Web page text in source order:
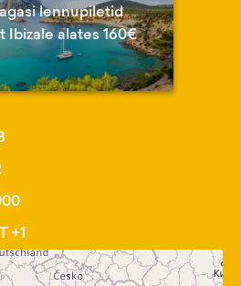
lennupiletid
Ibizale alates 160€
+1